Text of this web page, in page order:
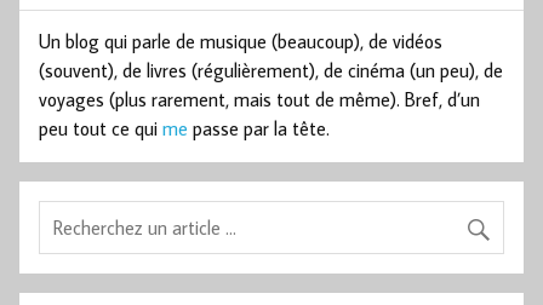
Un blog qui parle de musique (beaucoup), de vidéos
(souvent), de livres (régulièrement), de cinéma (un peu), de
voyages (plus rarement, mais tout de même). Bref, d’un
peu tout ce qui me passe par la tête.